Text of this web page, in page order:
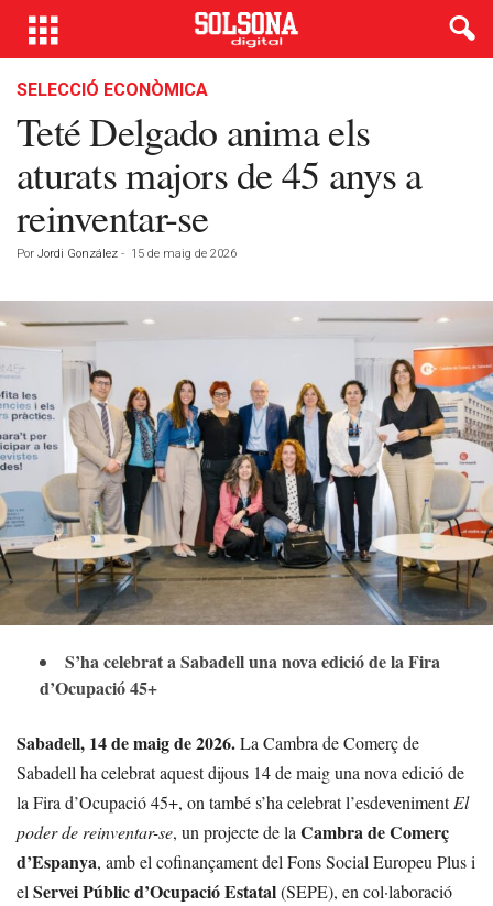
SELECCIÓ ECONÒMICA
Teté Delgado anima els
aturats majors de 45 anys a
reinventar-se
Por Jordi González - 15 de maig de 2026
S’ha celebrat a Sabadell una nova edició de la Fira
d’Ocupació 45+
Sabadell, 14 de maig de 2026.La Cambra de Comerç de
Sabadell ha celebrat aquest dijous 14 de maig una nova edició de
la Fira d’Ocupació 45+, on també s’ha celebrat l’esdevenimentEl
poder de reinventar-se, un projecte de laCambra de Comerç
d’Espanya, amb el cofinançament del Fons Social Europeu Plus i
elServei Públic d’Ocupació Estatal(SEPE), en col·laboració